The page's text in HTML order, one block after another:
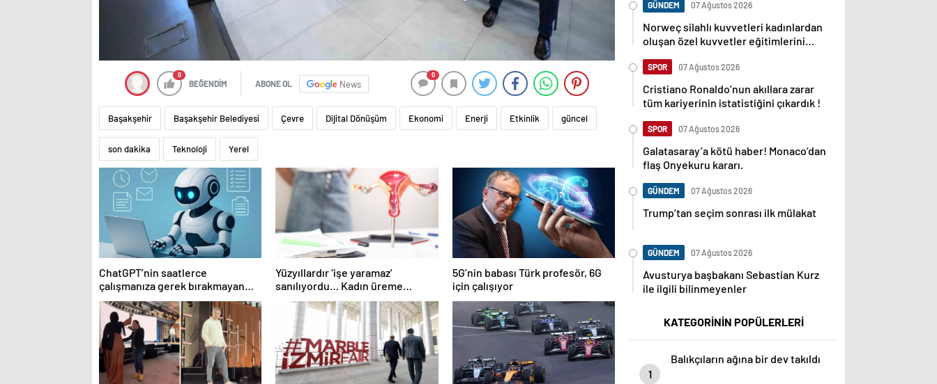
0
BEĞENDİM ABONE OL News
0
Başakşehir Başakşehir Belediyesi Çevre Dijital Dönüşüm Ekonomi Enerji Etkinlik güncel
son dakika Teknoloji Yerel
ChatGPT’nin saatlerce
çalışmanıza gerek bırakmayan
yeni ücretsiz aracı… Nasıl
etkinleştirilir?
Yüzyıllardır ‘işe yaramaz’
sanılıyordu… Kadın üreme
sisteminde kilit rol oynayabilir
5G’nin babası Türk profesör, 6G
için çalışıyor
GÜNDEM 07 Ağustos 2026
Norweç silahlı kuvvetleri kadınlardan
oluşan özel kuvvetler eğitimlerini
SPOR 07 Ağustos 2026
Cristiano Ronaldo’nun akıllara zarar
tüm kariyerinin istatistiğini çıkardık !
SPOR 07 Ağustos 2026
Galatasaray’a kötü haber! Monaco’dan
flaş Onyekuru kararı.
GÜNDEM 07 Ağustos 2026
Trump’tan seçim sonrası ilk mülakat
GÜNDEM 07 Ağustos 2026
Avusturya başbakanı Sebastian Kurz
ile ilgili bilinmeyenler
KATEGORİNİN POPÜLERLERİ
1
Balıkçıların ağına bir dev takıldı